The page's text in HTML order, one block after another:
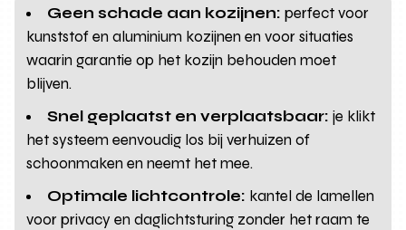
Geen schade aan kozijnen: perfect voor
kunststof en aluminium kozijnen en voor situaties
waarin garantie op het kozijn behouden moet
blijven.
Snel geplaatst en verplaatsbaar: je klikt
het systeem eenvoudig los bij verhuizen of
schoonmaken en neemt het mee.
Optimale lichtcontrole: kantel de lamellen
voor privacy en daglichtsturing zonder het raam te